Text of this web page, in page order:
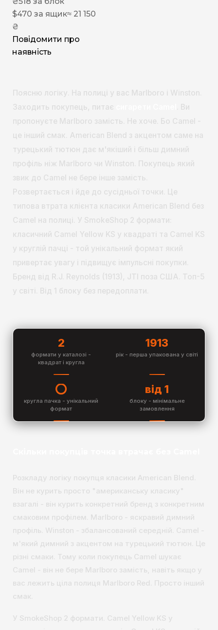
$470 за ящик≈ 21 150
₴
Повідомити про
наявність
Поясню логіку. На полиці у вас Marlboro і Winston.
Заходить покупець, питає
. Ви
пропонуєте Marlboro замість. Не хоче. Бо Camel -
це інший смак. American Blend з акцентом саме на
турецький тютюн дає м'якіший і більш димний
профіль ніж Marlboro чи Winston. Покупець який
звик до Camel не бере інше замість.
Розвертається і йде до сусідньої точки. Це
типова втрата клієнта класики American Blend без
Camel на полиці. У SmokeShop 2 формати:
класичний Camel Yellow KS у квадраті та Camel KS
у круглій пачці - той унікальний формат який
привертає увагу і підвищує імпульсні покупки.
Бренд від R.J. Reynolds (1913), JTI поза США. Топ-5
у світі. Від 1 блоку без передоплати.
2
формати у каталозі -
квадрат і кругла
1913
рік - перша упакована у світі
⭕
кругла пачка - унікальний
формат
від 1
блоку - мінімальне
замовлення
Розкладу логіку покупця класики American Blend.
Він не курить просто "американську класику"
взагалі - він курить конкретний бренд з конкретним
смаковим профілем. Marlboro - яскравий димний
профіль. Winston - збалансований середній. Camel -
м'який димний з акцентом на турецький тютюн. Це
різні смаки. Тому коли покупець Camel шукає
Camel - він не бере Marlboro замість, навіть якщо у
вас лежить ціла полиця Marlboro Red. Просто інший
смак.
У SmokeShop 2 формати. Camel Yellow KS у